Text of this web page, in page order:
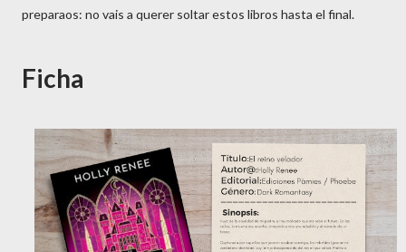
preparaos: no vais a querer soltar estos libros hasta el final.
Ficha